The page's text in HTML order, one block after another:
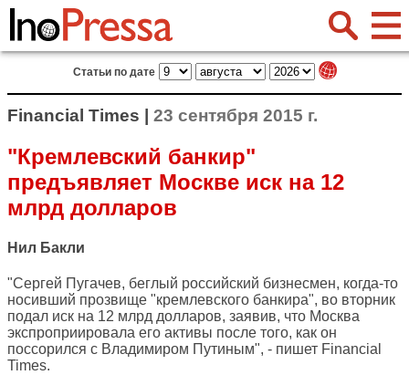
Статьи по дате
Financial Times | 23 сентября 2015 г.
"Кремлевский банкир"
предъявляет Москве иск на 12
млрд долларов
Нил Бакли
"Сергей Пугачев, беглый российский бизнесмен, когда-то
носивший прозвище "кремлевского банкира", во вторник
подал иск на 12 млрд долларов, заявив, что Москва
экспроприировала его активы после того, как он
поссорился с Владимиром Путиным", - пишет Financial
Times.